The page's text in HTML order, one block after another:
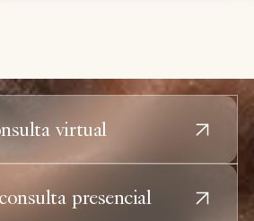
como Coolaser y
prácticamente sin
ni cicatrices.
virtual
presencial